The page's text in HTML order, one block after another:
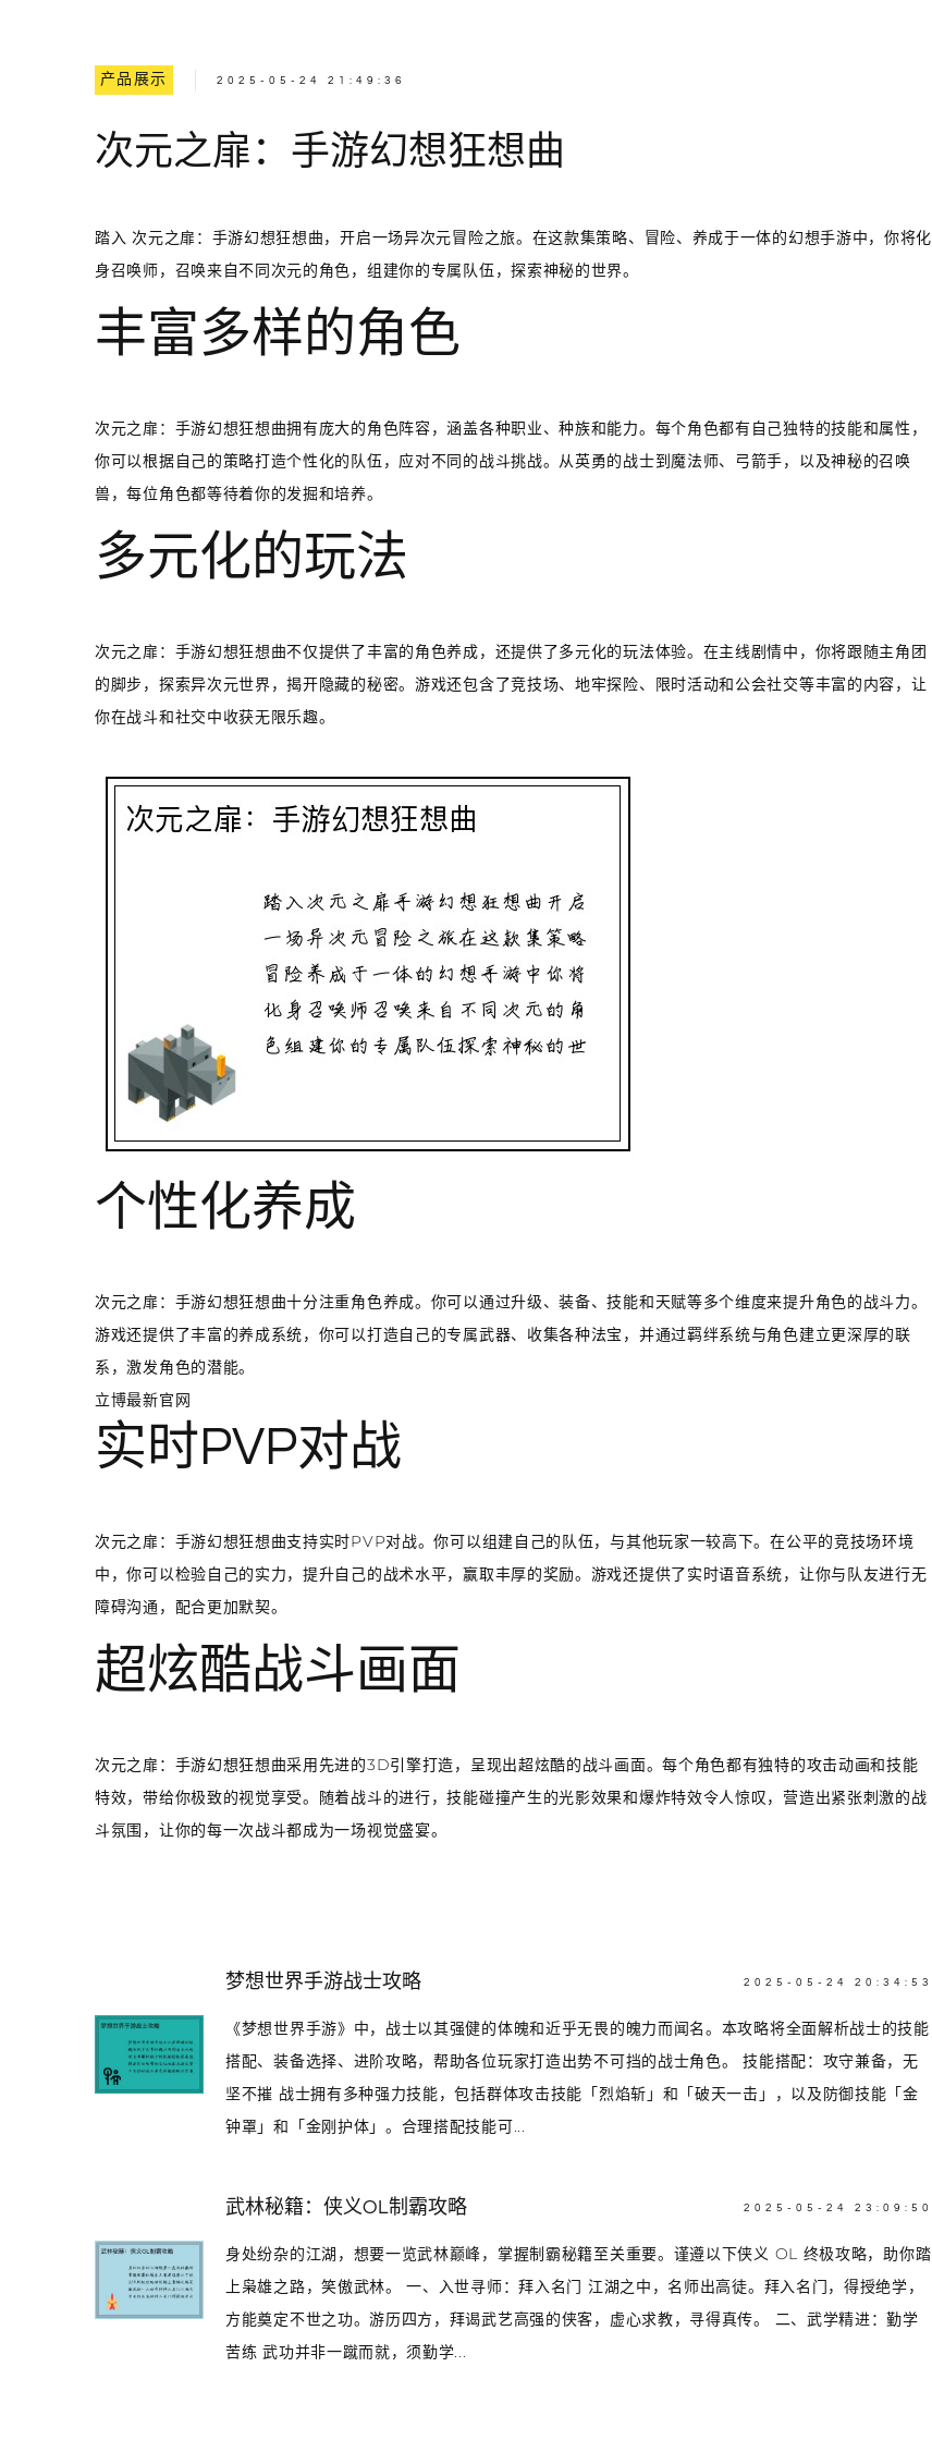
产品展示 2025-05-24 21:49:36
次元之扉：手游幻想狂想曲
踏入 次元之扉：手游幻想狂想曲，开启一场异次元冒险之旅。在这款集策略、冒险、养成于一体的幻想手游中，你将化
身召唤师，召唤来自不同次元的角色，组建你的专属队伍，探索神秘的世界。
丰富多样的角色
次元之扉：手游幻想狂想曲拥有庞大的角色阵容，涵盖各种职业、种族和能力。每个角色都有自己独特的技能和属性，
你可以根据自己的策略打造个性化的队伍，应对不同的战斗挑战。从英勇的战士到魔法师、弓箭手，以及神秘的召唤
兽，每位角色都等待着你的发掘和培养。
多元化的玩法
次元之扉：手游幻想狂想曲不仅提供了丰富的角色养成，还提供了多元化的玩法体验。在主线剧情中，你将跟随主角团
的脚步，探索异次元世界，揭开隐藏的秘密。游戏还包含了竞技场、地牢探险、限时活动和公会社交等丰富的内容，让
你在战斗和社交中收获无限乐趣。
个性化养成
次元之扉：手游幻想狂想曲十分注重角色养成。你可以通过升级、装备、技能和天赋等多个维度来提升角色的战斗力。
游戏还提供了丰富的养成系统，你可以打造自己的专属武器、收集各种法宝，并通过羁绊系统与角色建立更深厚的联
系，激发角色的潜能。
立博最新官网
实时PVP对战
次元之扉：手游幻想狂想曲支持实时PVP对战。你可以组建自己的队伍，与其他玩家一较高下。在公平的竞技场环境
中，你可以检验自己的实力，提升自己的战术水平，赢取丰厚的奖励。游戏还提供了实时语音系统，让你与队友进行无
障碍沟通，配合更加默契。
超炫酷战斗画面
次元之扉：手游幻想狂想曲采用先进的3D引擎打造，呈现出超炫酷的战斗画面。每个角色都有独特的攻击动画和技能
特效，带给你极致的视觉享受。随着战斗的进行，技能碰撞产生的光影效果和爆炸特效令人惊叹，营造出紧张刺激的战
斗氛围，让你的每一次战斗都成为一场视觉盛宴。
梦想世界手游战士攻略 2025-05-24 20:34:53
《梦想世界手游》中，战士以其强健的体魄和近乎无畏的魄力而闻名。本攻略将全面解析战士的技能
搭配、装备选择、进阶攻略，帮助各位玩家打造出势不可挡的战士角色。 技能搭配：攻守兼备，无
坚不摧 战士拥有多种强力技能，包括群体攻击技能「烈焰斩」和「破天一击」，以及防御技能「金
钟罩」和「金刚护体」。合理搭配技能可...
武林秘籍：侠义OL制霸攻略 2025-05-24 23:09:50
身处纷杂的江湖，想要一览武林巅峰，掌握制霸秘籍至关重要。谨遵以下侠义 OL 终极攻略，助你踏
上枭雄之路，笑傲武林。 一、入世寻师：拜入名门 江湖之中，名师出高徒。拜入名门，得授绝学，
方能奠定不世之功。游历四方，拜谒武艺高强的侠客，虚心求教，寻得真传。 二、武学精进：勤学
苦练 武功并非一蹴而就，须勤学...